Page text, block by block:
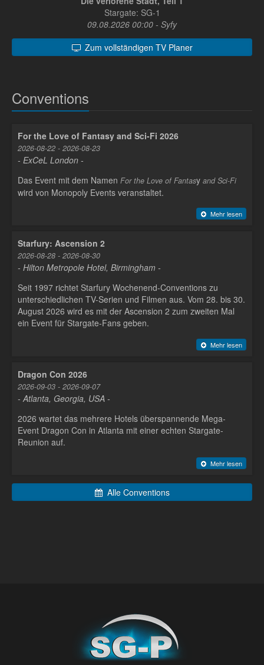
Stargate: SG-1
09.08.2026 00:00 - Syfy
Zum vollständigen TV Planer
Conventions
For the Love of Fantasy and Sci-Fi 2026
2026-08-22 - 2026-08-23
- ExCeL London -
Das Event mit dem Namen For the Love of Fantasy and Sci-Fi
wird von Monopoly Events veranstaltet.
Mehr lesen
Starfury: Ascension 2
2026-08-28 - 2026-08-30
- Hilton Metropole Hotel, Birmingham -
Seit 1997 richtet Starfury Wochenend-Conventions zu
unterschiedlichen TV-Serien und Filmen aus. Vom 28. bis 30.
August 2026 wird es mit der Ascension 2 zum zweiten Mal
ein Event für Stargate-Fans geben.
Mehr lesen
Dragon Con 2026
2026-09-03 - 2026-09-07
- Atlanta, Georgia, USA -
2026 wartet das mehrere Hotels überspannende Mega-
Event Dragon Con in Atlanta mit einer echten Stargate-
Reunion auf.
Mehr lesen
Alle Conventions